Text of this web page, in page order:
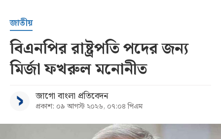
জাতীয়
বিএনপির রাষ্ট্রপতি পদের জন্য
মির্জা ফখরুল মনোনীত
জাগো বাংলা প্রতিবেদন
প্রকাশ: ০৯ আগস্ট ২০২৬, ০৭:০৪ পিএম